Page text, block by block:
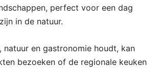
perfect voor een dag
in de natuur.
natuur en gastronomie houdt, kan
bezoeken of de regionale keuken